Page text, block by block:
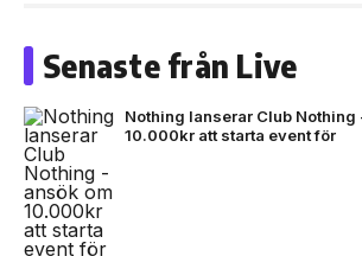
Senaste från Live
Nothing lanserar Club Nothing
10.000kr att starta event för